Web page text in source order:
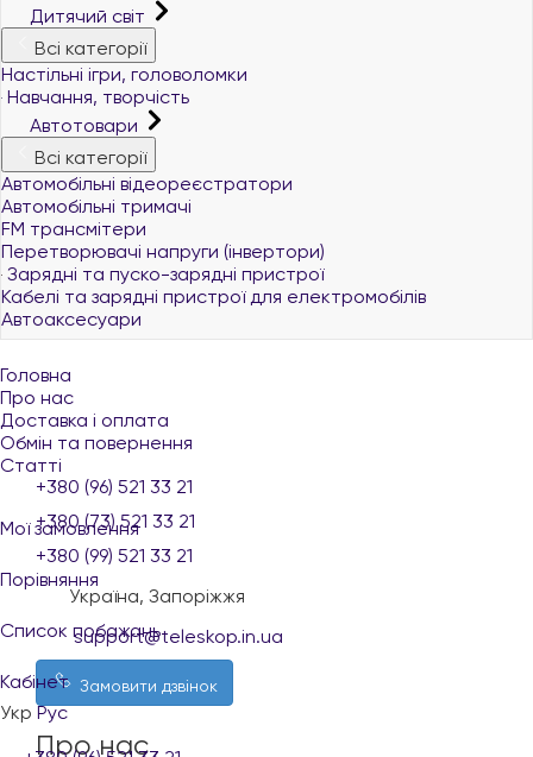
Дитячий світ
Всі категорії
Настільні ігри, головоломки
Навчання, творчість
Автотовари
Всі категорії
Автомобільні відеореєстратори
Автомобільні тримачі
FM трансмітери
Перетворювачі напруги (інвертори)
Зарядні та пуско-зарядні пристрої
Кабелі та зарядні пристрої для електромобілів
Автоаксесуари
Головна
Про нас
Доставка і оплата
Обмін та повернення
Статті
Мої замовлення
Порівняння
Список побажань
Кабінет
Укр Рус
+380 (96) 521 33 21
+380 (73) 521 33 21
+380 (99) 521 33 21
Україна, Запоріжжя
support@teleskop.in.ua
Замовити дзвінок
Про нас